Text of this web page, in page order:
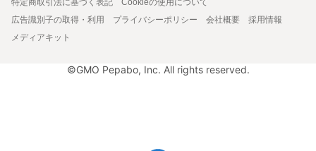
特定商取引法に基づく表記
Cookieの使用について
広告識別子の取得・利用
プライバシーポリシー 会社概要
採用情報
メディアキット
©GMO Pepabo, Inc. All rights reserved.